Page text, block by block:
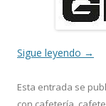
Sigue leyendo →
Esta entrada se